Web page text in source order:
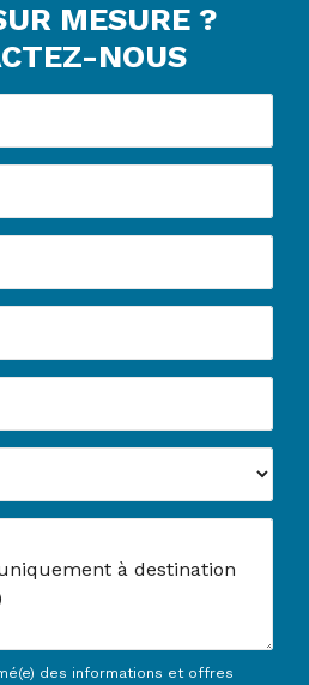
MESURE ?
NOUS
des informations et offres